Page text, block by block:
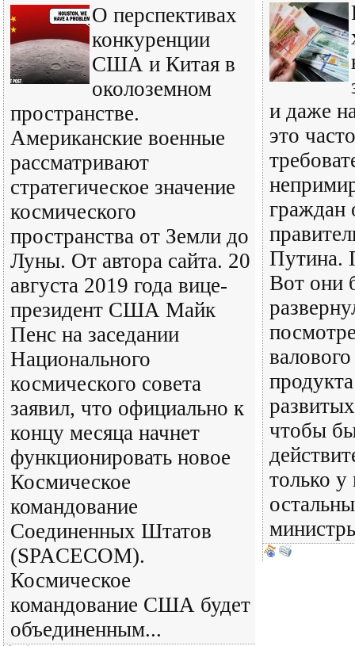
О перспективах
конкуренции
США и Китая в
околоземном
пространстве.
Американские военные
рассматривают
стратегическое значение
космического
пространства от Земли до
Луны. От автора сайта. 20
августа 2019 года вице-
президент США Майк
Пенс на заседании
Национального
космического совета
заявил, что официально к
концу месяца начнет
функционировать новое
Космическое
командование
Соединенных Штатов
(SPACECOM).
Космическое
командование США будет
объединенным...
и даже
это
граждан
Путина.
Вот они
чтобы
только у